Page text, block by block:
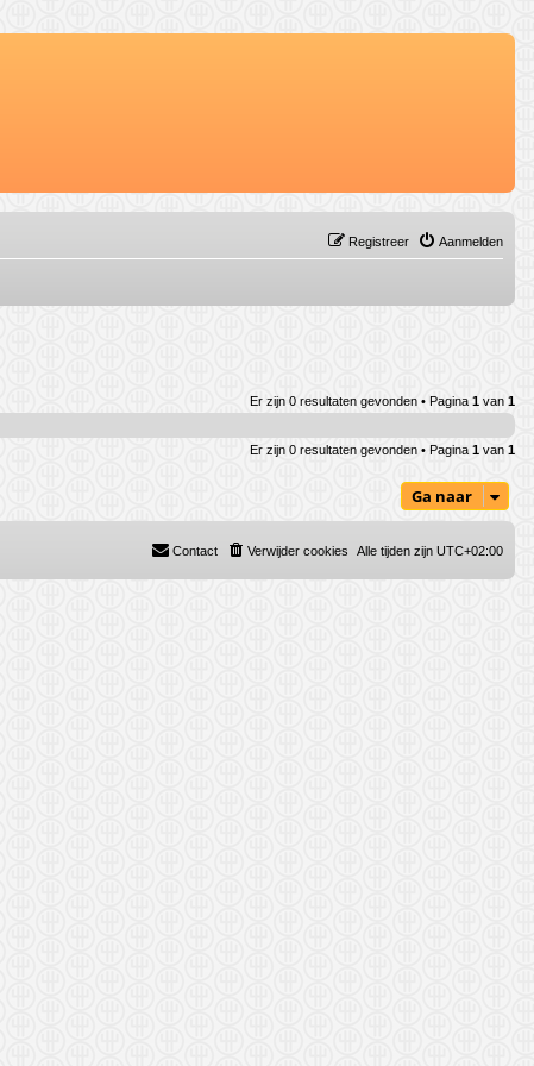
Aanmelden
Registreer
Er zijn 0 resultaten gevonden • Pagina 1 van 1
Er zijn 0 resultaten gevonden • Pagina 1 van 1
Ga naar
Alle tijden zijn UTC+02:00
Verwijder cookies
Contact